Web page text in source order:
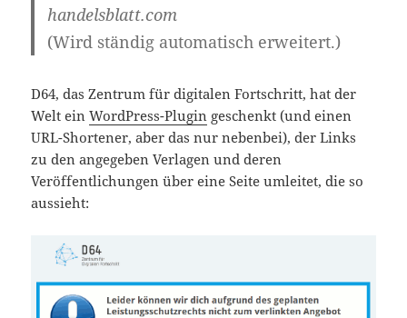
handelsblatt.com
(Wird ständig automatisch erweitert.)
D64, das Zentrum für digitalen Fortschritt, hat der
Welt einWordPress-Plugin geschenkt (und einen
URL-Shortener, aber das nur nebenbei), der Links
zu den angegeben Verlagen und deren
Veröffentlichungen über eine Seite umleitet, die so
aussieht: